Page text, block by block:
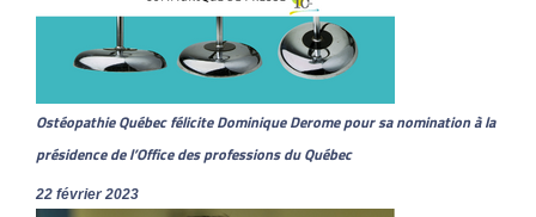
Ostéopathie Québec félicite Dominique Derome pour sa nomination à la
présidence de l’Office des professions du Québec
22 février 2023